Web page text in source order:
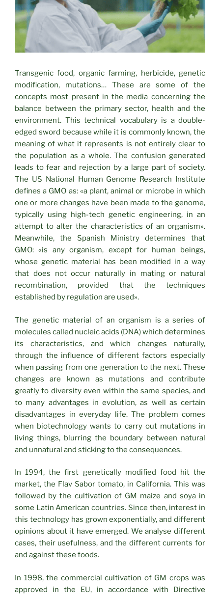
Transgenic food, organic farming, herbicide, genetic
modification, mutations… These are some of the
concepts most present in the media concerning the
balance between the primary sector, health and the
environment. This technical vocabulary is a double-
edged sword because while it is commonly known, the
meaning of what it represents is not entirely clear to
the population as a whole. The confusion generated
leads to fear and rejection by a large part of society.
The US National Human Genome Research Institute
defines a GMO as: «a plant, animal or microbe in which
one or more changes have been made to the genome,
typically using high-tech genetic engineering, in an
attempt to alter the characteristics of an organism».
Meanwhile, the Spanish Ministry determines that
GMO: «is any organism, except for human beings,
whose genetic material has been modified in a way
that does not occur naturally in mating or natural
recombination, provided that the techniques
established by regulation are used».
The genetic material of an organism is a series of
molecules called nucleic acids (DNA) which determines
its characteristics, and which changes naturally,
through the influence of different factors especially
when passing from one generation to the next. These
changes are known as mutations and contribute
greatly to diversity even within the same species, and
to many advantages in evolution, as well as certain
disadvantages in everyday life. The problem comes
when biotechnology wants to carry out mutations in
living things, blurring the boundary between natural
and unnatural and sticking to the consequences.
In 1994, the first genetically modified food hit the
market, the Flav Sabor tomato, in California. This was
followed by the cultivation of GM maize and soya in
some Latin American countries. Since then, interest in
this technology has grown exponentially, and different
opinions about it have emerged. We analyse different
cases, their usefulness, and the different currents for
and against these foods.
In 1998, the commercial cultivation of GM crops was
approved in the EU, in accordance with Directive